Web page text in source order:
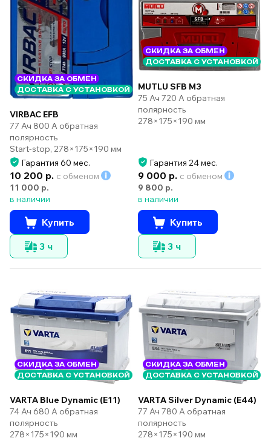
СКИДКА ЗА ОБМЕН
ДОСТАВКА С УСТАНОВКОЙ
VIRBAC EFB
77 Ач 800 А обратная
полярность
Start-stop, 278×175×190 мм
Гарантия 60 мес.
10 200 р. с обменом
11 000 р.
в наличии
Купить
3 ч
СКИДКА ЗА ОБМЕН
ДОСТАВКА С УСТАНОВКОЙ
MUTLU SFB M3
75 Ач 720 А обратная
полярность
278×175×190 мм
Гарантия 24 мес.
9 000 р. с обменом
9 800 р.
в наличии
Купить
3 ч
СКИДКА ЗА ОБМЕН
ДОСТАВКА С УСТАНОВКОЙ
VARTA Blue Dynamic (E11)
74 Ач 680 А обратная
полярность
278×175×190 мм
СКИДКА ЗА ОБМЕН
ДОСТАВКА С УСТАНОВКОЙ
VARTA Silver Dynamic (E44)
77 Ач 780 А обратная
полярность
278×175×190 мм